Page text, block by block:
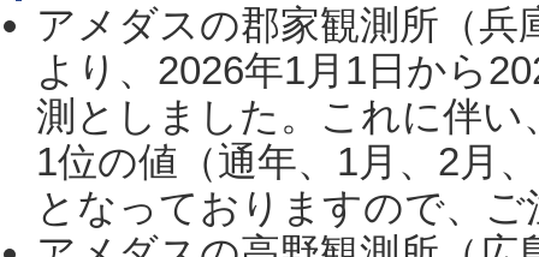
アメダスの郡家観測所（
より、2026年1月1日から
測としました。これに伴い
1位の値（通年、1月、2月
となっておりますので、